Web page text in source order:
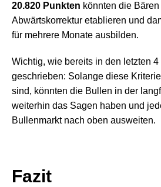
20.820 Punkten könnten die
Abwärtskorrektur etablieren und
für mehrere Monate ausbilden.
Wichtig, wie bereits in den letzten
geschrieben: Solange diese
sind, könnten die Bullen in der
weiterhin das Sagen haben und
Bullenmarkt nach oben ausweiten.
Fazit